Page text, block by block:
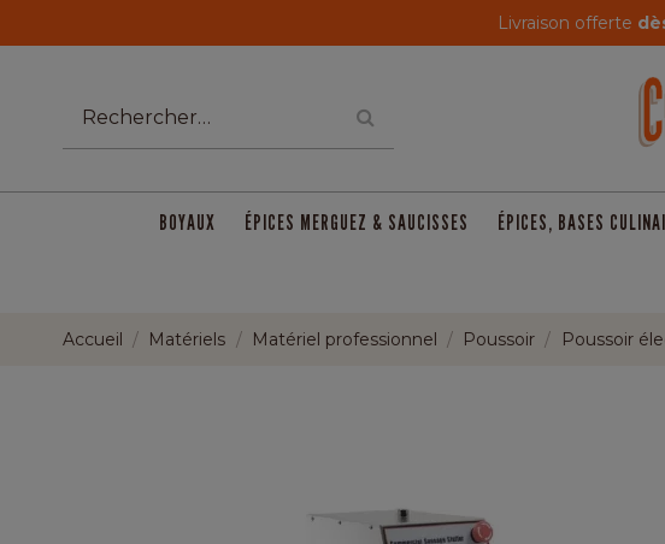
Livraison offerte
BOYAUX ÉPICES MERGUEZ & SAUCISSES ÉPICES, BASES
Accueil Matériels Matériel professionnel Poussoir Poussoir